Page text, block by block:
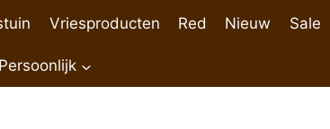
Vriesproducten Red Nieuw Sale
Persoonlijk